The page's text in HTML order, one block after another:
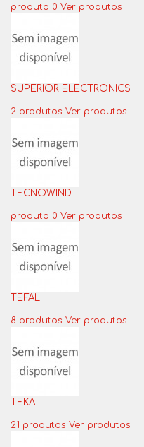
produto 0 Ver produtos
SUPERIOR ELECTRONICS
2 produtos Ver produtos
TECNOWIND
produto 0 Ver produtos
TEFAL
8 produtos Ver produtos
TEKA
21 produtos Ver produtos